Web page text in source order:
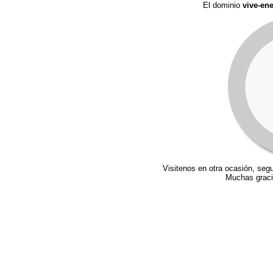
El dominio vive-
Visitenos en otra ocasión,
Muchas